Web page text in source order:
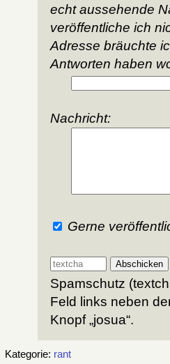
echt aussehende
veröffentliche ich
Adresse bräuchte
Antworten haben
Nachricht:
Gerne
Spamschutz
Feld links neben
Knopf „josua“.
Kategorie: rant